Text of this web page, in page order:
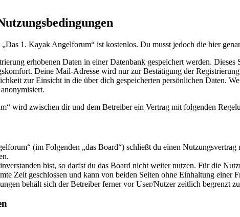
1. Kayak Angelforum“ ist kostenlos. Du musst jedoch die hier
erhobenen Daten in einer Datenbank gespeichert werden.
Deine Mail-Adresse wird nur zur Bestätigung der
zur Einsicht in die über dich gespeicherten persönlichen Daten.
wird zwischen dir und dem Betreiber ein Vertrag mit folgenden
(im Folgenden „das Board“) schließt du einen
bist, so darfst du das Board nicht weiter nutzen. Für die
Zeit geschlossen und kann von beiden Seiten ohne Einhaltung einer
behält sich der Betreiber ferner vor User/Nutzer zeitlich begrenzt